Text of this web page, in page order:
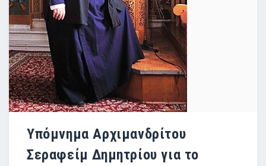
Υπόμνημα Αρχιμανδρίτου
Σεραφείμ Δημητρίου για το